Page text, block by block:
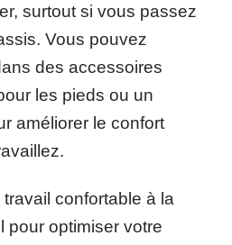
surtout si vous passez
Vous pouvez
des accessoires
les pieds ou un
améliorer le confort
confortable à la
pour optimiser votre